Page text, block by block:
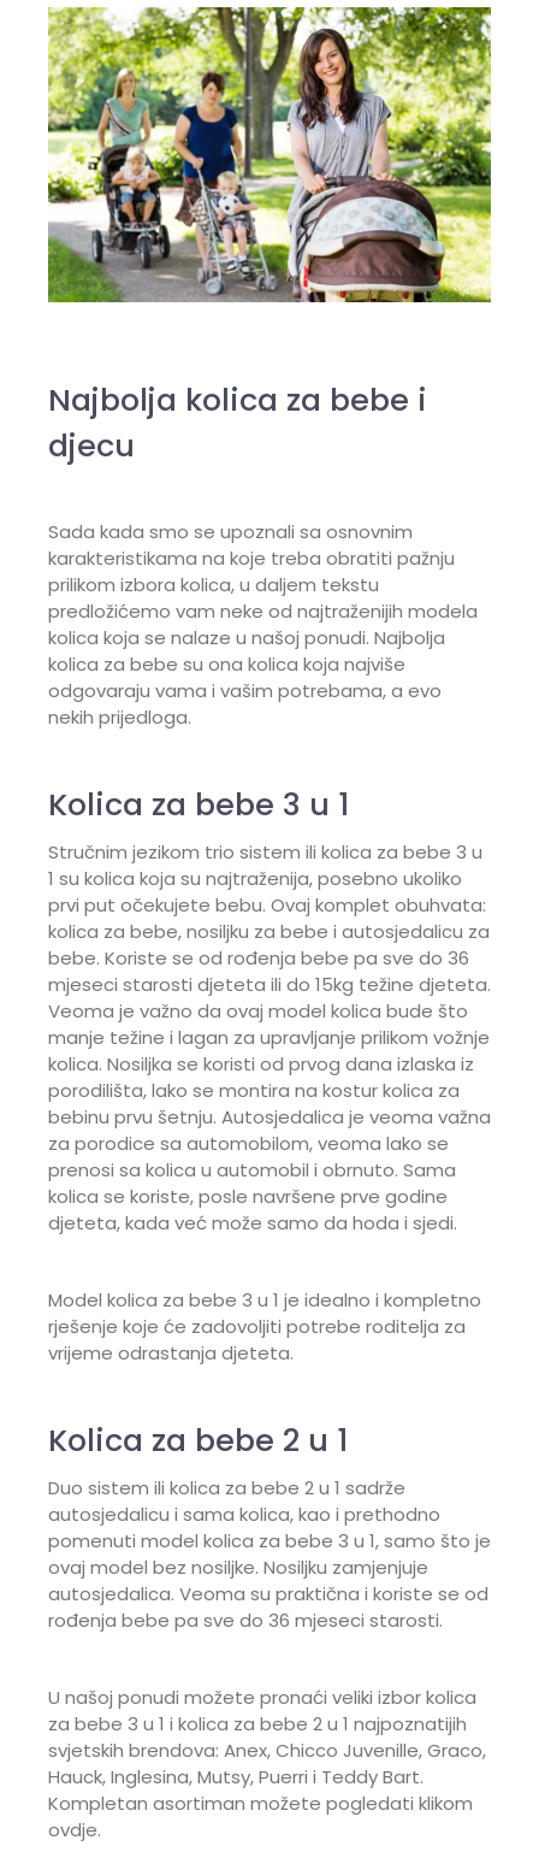
Najbolja kolica za bebe i
djecu
Sada kada smo se upoznali sa osnovnim
karakteristikama na koje treba obratiti pažnju
prilikom izbora kolica, u daljem tekstu
predložićemo vam neke od najtraženijih modela
kolica koja se nalaze u našoj ponudi. Najbolja
kolica za bebe su ona kolica koja najviše
odgovaraju vama i vašim potrebama, a evo
nekih prijedloga.
Kolica za bebe 3 u 1
Stručnim jezikom trio sistem ili kolica za bebe 3 u
1 su kolica koja su najtraženija, posebno ukoliko
prvi put očekujete bebu. Ovaj komplet obuhvata:
kolica za bebe, nosiljku za bebe i autosjedalicu za
bebe. Koriste se od rođenja bebe pa sve do 36
mjeseci starosti djeteta ili do 15kg težine djeteta.
Veoma je važno da ovaj model kolica bude što
manje težine i lagan za upravljanje prilikom vožnje
kolica. Nosiljka se koristi od prvog dana izlaska iz
porodilišta, lako se montira na kostur kolica za
bebinu prvu šetnju. Autosjedalica je veoma važna
za porodice sa automobilom, veoma lako se
prenosi sa kolica u automobil i obrnuto. Sama
kolica se koriste, posle navršene prve godine
djeteta, kada već može samo da hoda i sjedi.
Model kolica za bebe 3 u 1 je idealno i kompletno
rješenje koje će zadovoljiti potrebe roditelja za
vrijeme odrastanja djeteta.
Kolica za bebe 2 u 1
Duo sistem ili kolica za bebe 2 u 1 sadrže
autosjedalicu i sama kolica, kao i prethodno
pomenuti model kolica za bebe 3 u 1, samo što je
ovaj model bez nosiljke. Nosiljku zamjenjuje
autosjedalica. Veoma su praktična i koriste se od
rođenja bebe pa sve do 36 mjeseci starosti.
U našoj ponudi možete pronaći veliki izbor kolica
za bebe 3 u 1 i kolica za bebe 2 u 1 najpoznatijih
svjetskih brendova: Anex, Chicco Juvenille, Graco,
Hauck, Inglesina, Mutsy, Puerri i Teddy Bart.
Kompletan asortiman možete pogledati klikom
ovdje.